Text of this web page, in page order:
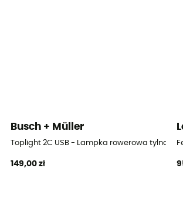
Miejsce montażu lampki
Tył / Siodełko
Żarówka
Busch + Müller
Toplight 2C USB - Lampka rowerowa tylna
149,00 zł